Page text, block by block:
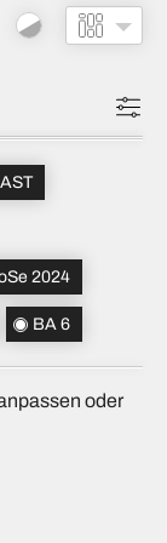
2024
BA 6
oder